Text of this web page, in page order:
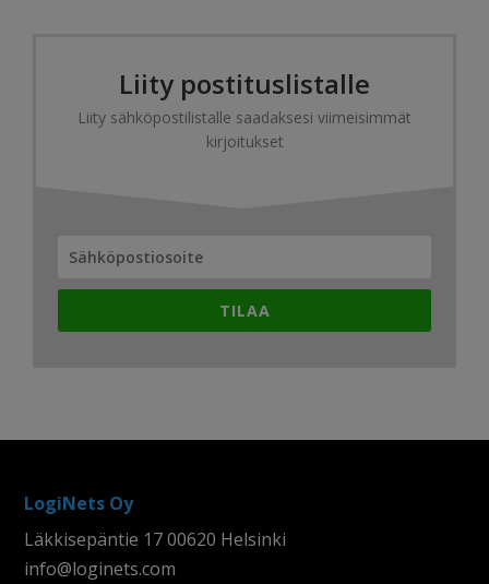
Liity postituslistalle
Liity sähköpostilistalle saadaksesi viimeisimmät
kirjoitukset
TILAA
LogiNets Oy
Läkkisepäntie 17 00620 Helsinki
info@loginets.com